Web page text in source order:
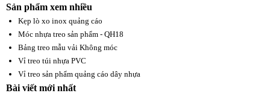
Sản phẩm xem nhiều
Kẹp lò xo inox quảng cáo
Móc nhựa treo sản phẩm - QH18
Bảng treo mẫu vải Không móc
Vỉ treo túi nhựa PVC
Vỉ treo sản phẩm quảng cáo dây nhựa
Bài viết mới nhất